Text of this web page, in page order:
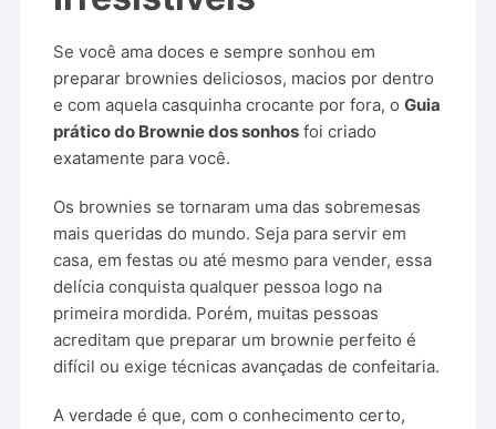
Se você ama doces e sempre sonhou em
preparar brownies deliciosos, macios por dentro
e com aquela casquinha crocante por fora, oGuia
prático do Brownie dos sonhos foi criado
exatamente para você.
Os brownies se tornaram uma das sobremesas
mais queridas do mundo. Seja para servir em
casa, em festas ou até mesmo para vender, essa
delícia conquista qualquer pessoa logo na
primeira mordida. Porém, muitas pessoas
acreditam que preparar um brownie perfeito é
difícil ou exige técnicas avançadas de confeitaria.
A verdade é que, com o conhecimento certo,